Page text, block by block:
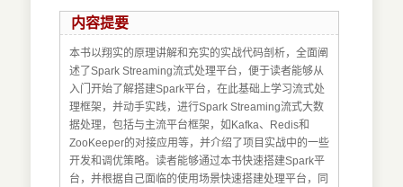
内容提要
本书以翔实的原理讲解和充实的实战代码剖析，全面阐
述了Spark Streaming流式处理平台，便于读者能够从
入门开始了解搭建Spark平台，在此基础上学习流式处
理框架，并动手实践，进行Spark Streaming流式大数
据处理，包括与主流平台框架，如Kafka、Redis和
ZooKeeper的对接应用等，并介绍了项目实战中的一些
开发和调优策略。读者能够通过本书快速搭建Spark平
台，并根据自己面临的使用场景快速搭建处理平台，同